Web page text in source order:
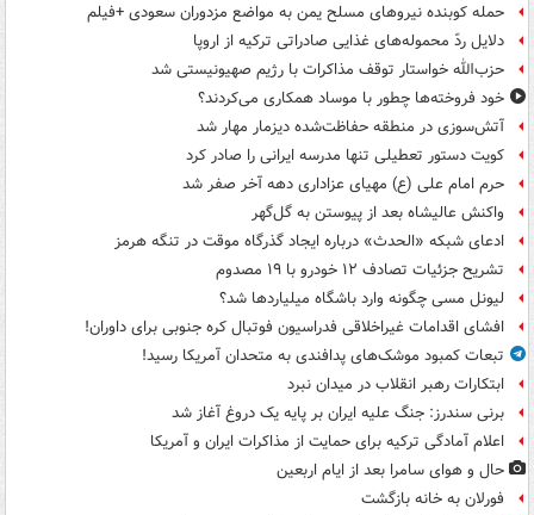
حمله کوبنده نیروهای مسلح یمن به مواضع مزدوران سعودی +فیلم
دلایل ردّ محموله‌های غذایی صادراتی ترکیه از اروپا
حزب‌الله خواستار توقف مذاکرات با رژیم صهیونیستی شد
خود فروخته‌ها چطور با موساد همکاری می‌کردند؟
آتش‌سوزی در منطقه حفاظت‌شده دیزمار مهار شد
کویت دستور تعطیلی تنها مدرسه ایرانی را صادر کرد
حرم امام علی (ع) مهیای عزاداری دهه آخر صفر شد
واکنش عالیشاه بعد از پیوستن به گل‌گهر
ادعای شبکه «الحدث» درباره ایجاد گذرگاه موقت در تنگه هرمز
تشریح جزئیات تصادف ۱۲ خودرو با ۱۹ مصدوم
لیونل مسی چگونه وارد باشگاه میلیاردها شد؟
افشای اقدامات غیراخلاقی فدراسیون فوتبال کره جنوبی برای داوران!
تبعات کمبود موشک‌های پدافندی به متحدان آمریکا رسید!
ابتکارات رهبر انقلاب در میدان نبرد
برنی سندرز: جنگ علیه ایران بر پایه یک دروغ آغاز شد
اعلام آمادگی ترکیه برای حمایت از مذاکرات ایران و آمریکا
حال و هوای سامرا بعد از ایام اربعین
فورلان به خانه بازگشت